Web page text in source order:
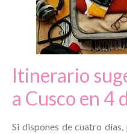
Itinerario
a Cusco en 4
Si dispones de cuatro